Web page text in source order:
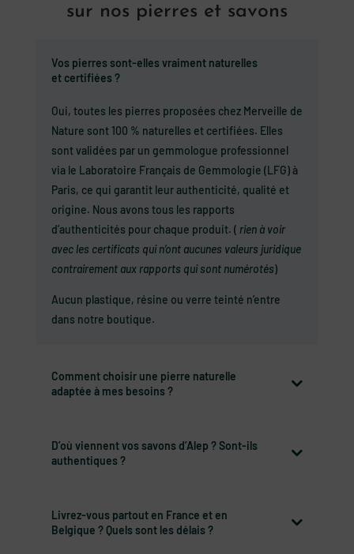
sur nos pierres et savons
Vos pierres sont-elles vraiment naturelles
et certifiées ?
Oui, toutes les pierres proposées chez Merveille de
Nature sont 100 % naturelles et certifiées. Elles
sont validées par un gemmologue professionnel
via le Laboratoire Français de Gemmologie (LFG) à
Paris, ce qui garantit leur authenticité, qualité et
origine. Nous avons tous les rapports
d’authenticités pour chaque produit. ( rien à voir
avec les certificats qui n’ont aucunes valeurs juridique
contrairement aux rapports qui sont numérotés)
Aucun plastique, résine ou verre teinté n’entre
dans notre boutique.
Comment choisir une pierre naturelle
adaptée à mes besoins ?
D’où viennent vos savons d’Alep ? Sont-ils
authentiques ?
Livrez-vous partout en France et en
Belgique ? Quels sont les délais ?